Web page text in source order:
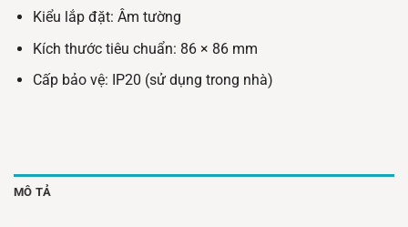
Kiểu lắp đặt: Âm tường
Kích thước tiêu chuẩn: 86 × 86 mm
Cấp bảo vệ: IP20 (sử dụng trong nhà)
MÔ TẢ